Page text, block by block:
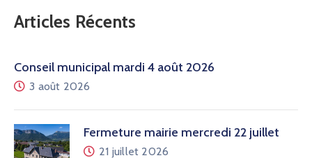
Articles Récents
Conseil municipal mardi 4 août 2026
3 août 2026
Fermeture mairie mercredi 22 juillet
21 juillet 2026